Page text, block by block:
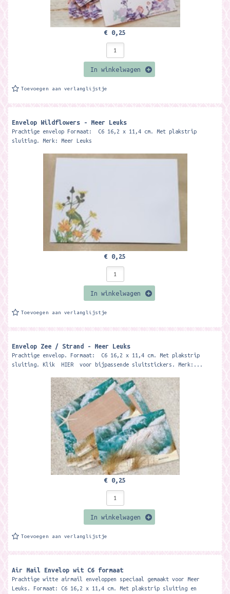
€ 0,25
In winkelwagen
Toevoegen aan verlanglijstje
Envelop Wildflowers - Meer Leuks
Prachtige envelop Formaat: C6 16,2 x 11,4 cm. Met plakstrip
sluiting. Merk: Meer Leuks
€ 0,25
In winkelwagen
Toevoegen aan verlanglijstje
Envelop Zee / Strand - Meer Leuks
Prachtige envelop. Formaat: C6 16,2 x 11,4 cm. Met plakstrip
sluiting. Klik HIER voor bijpassende sluitstickers. Merk:...
€ 0,25
In winkelwagen
Toevoegen aan verlanglijstje
Air Mail Envelop wit C6 formaat
Prachtige witte airmail enveloppen speciaal gemaakt voor Meer
Leuks. Formaat: C6 16,2 x 11,4 cm. Met plakstrip sluiting en